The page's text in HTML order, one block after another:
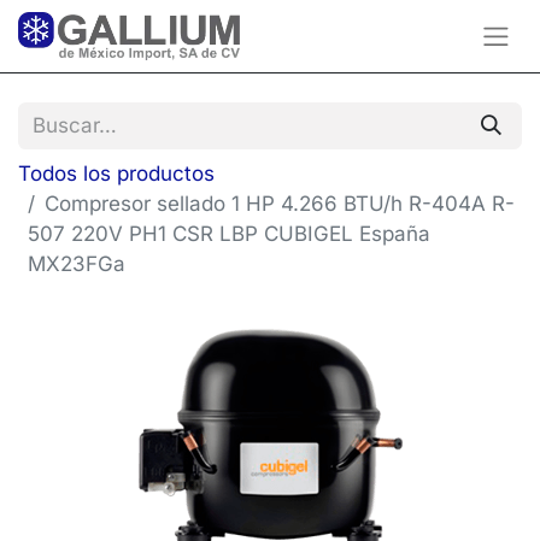
Todos los productos
Compresor sellado 1 HP 4.266 BTU/h R-404A R-
507 220V PH1 CSR LBP CUBIGEL España
MX23FGa